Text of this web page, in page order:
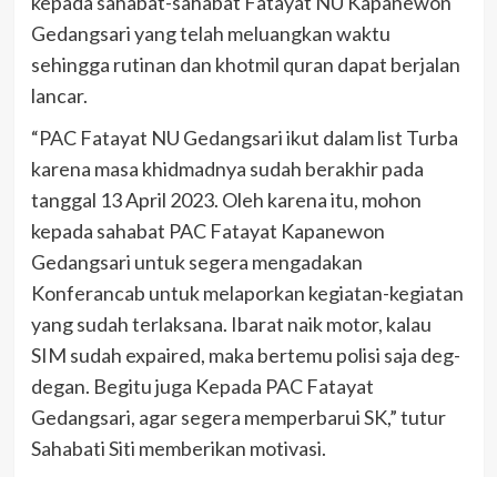
Gedangsari yang telah meluangkan waktu
sehingga rutinan dan khotmil quran dapat berjalan
lancar.
“PAC Fatayat NU Gedangsari ikut dalam list Turba
karena masa khidmadnya sudah berakhir pada
tanggal 13 April 2023. Oleh karena itu, mohon
kepada sahabat PAC Fatayat Kapanewon
Gedangsari untuk segera mengadakan
Konferancab untuk melaporkan kegiatan-kegiatan
yang sudah terlaksana. Ibarat naik motor, kalau
SIM sudah expaired, maka bertemu polisi saja deg-
degan. Begitu juga Kepada PAC Fatayat
Gedangsari, agar segera memperbarui SK,” tutur
Sahabati Siti memberikan motivasi.